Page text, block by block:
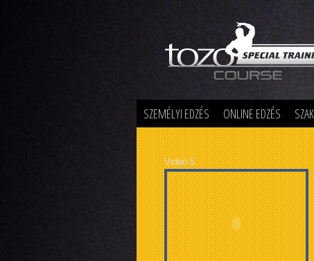
Special Training
SZEMÉLYI EDZÉS ONLINE EDZÉS
Videó 5